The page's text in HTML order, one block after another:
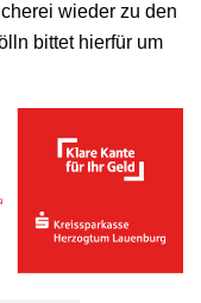
wieder zu den
bittet hierfür um